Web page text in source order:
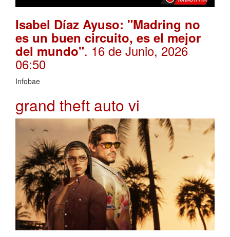
Isabel Díaz Ayuso: "Madring no
es un buen circuito, es el mejor
del mundo". 16 de Junio, 2026
06:50
Infobae
grand theft auto vi